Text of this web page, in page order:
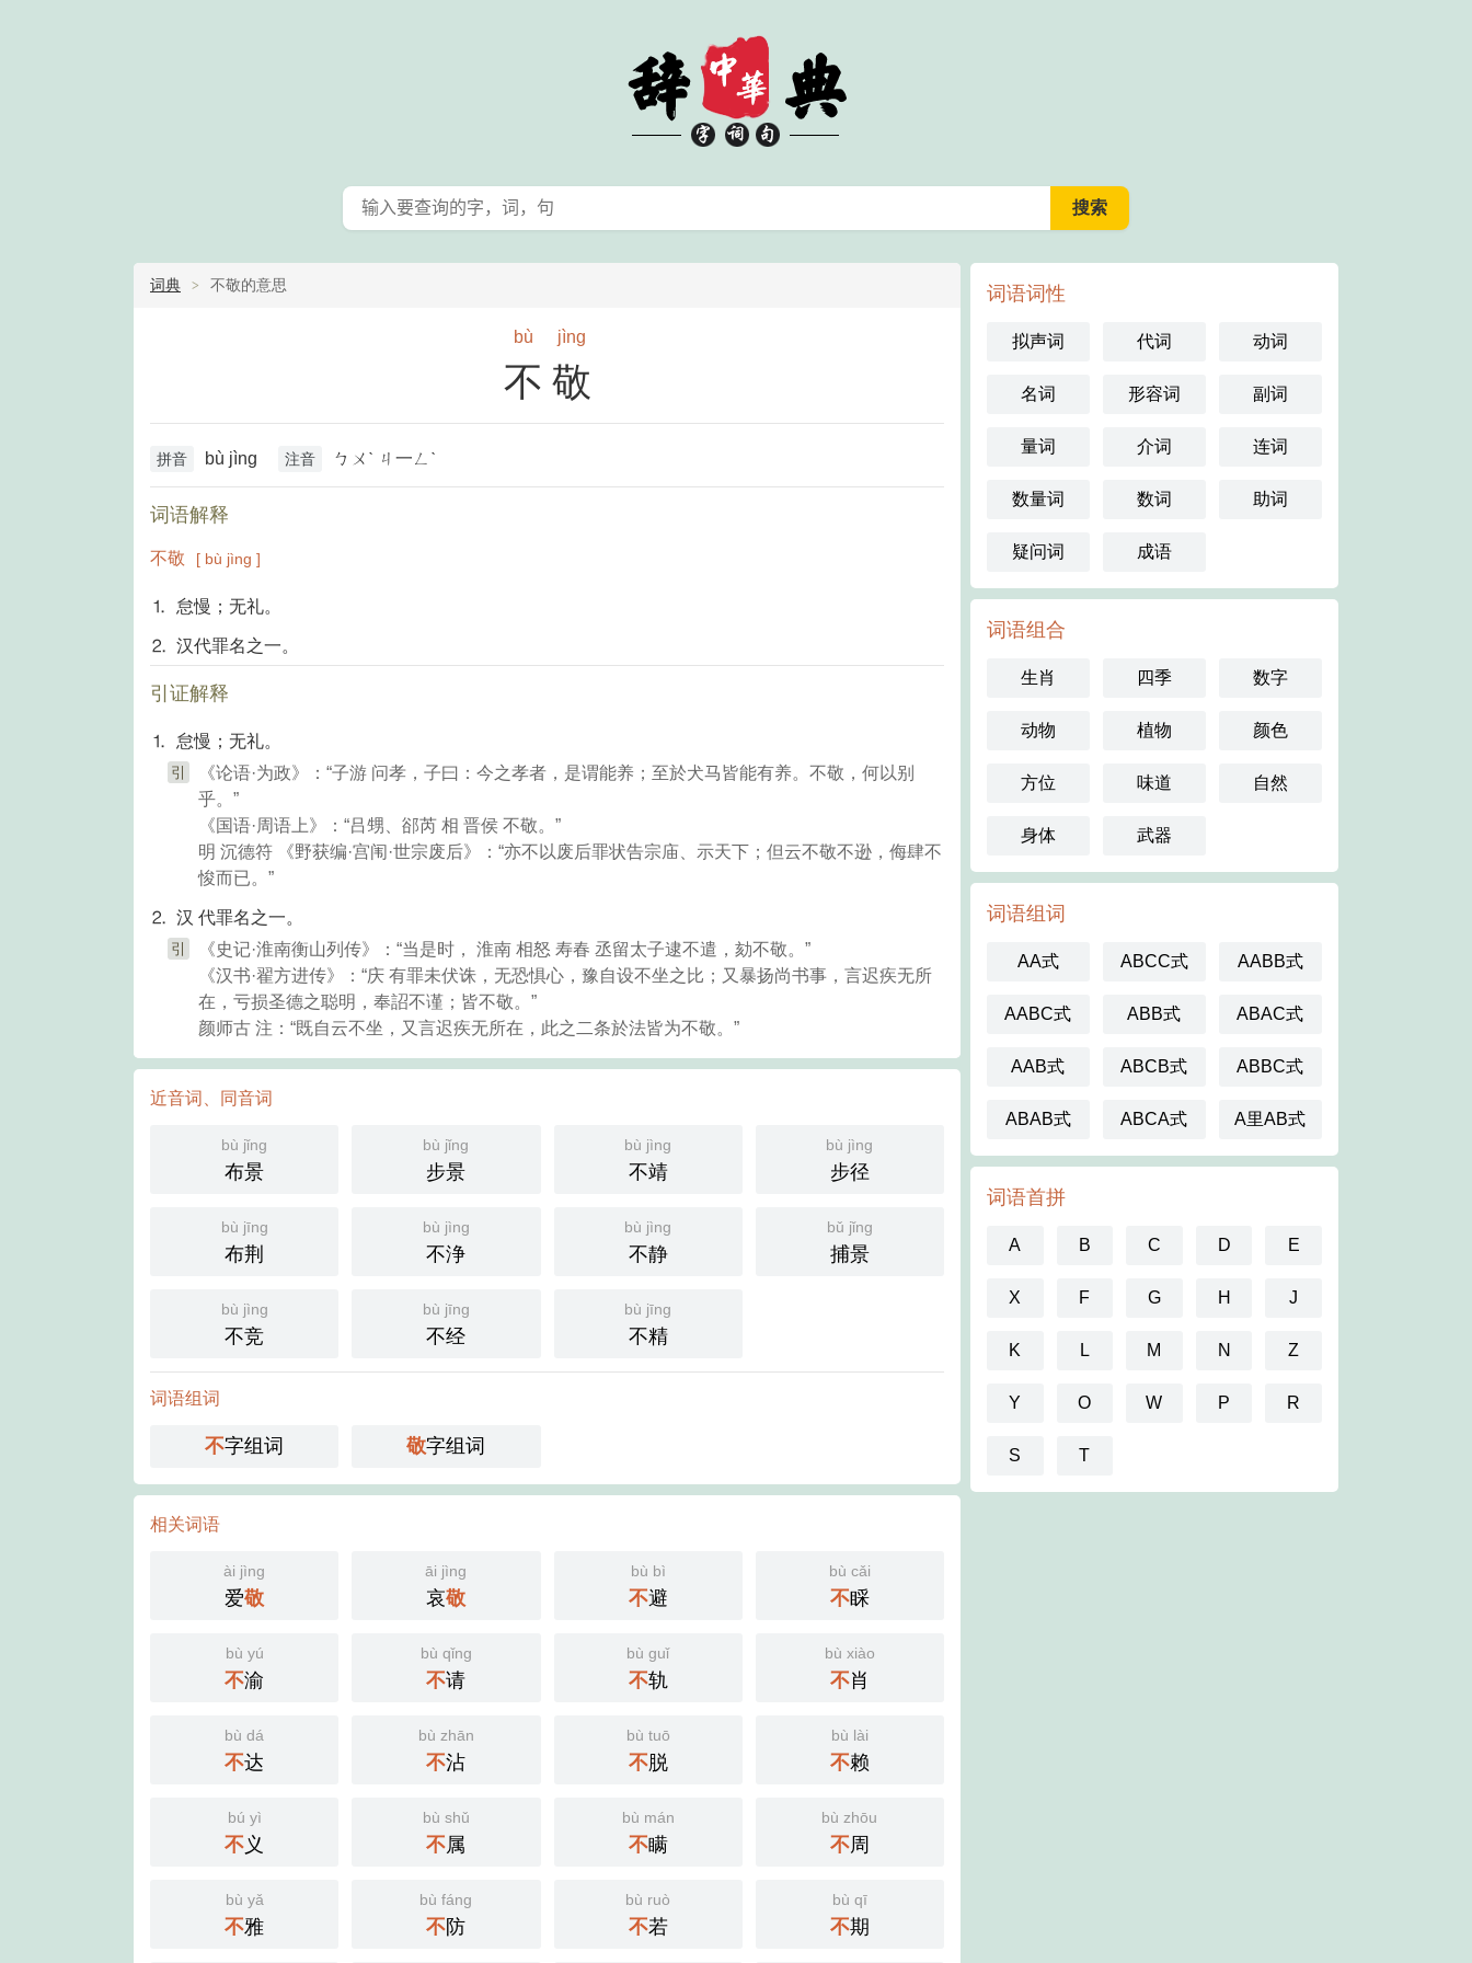
词典 不敬的意思
bù jìng
不敬
拼音 bù jìng 注音 ㄅㄨˋ ㄐ一ㄥˋ
词语解释
不敬 [ bù jìng ]
⒈ 怠慢；无礼。
⒉ 汉代罪名之一。
引证解释
⒈ 怠慢；无礼。
引
《论语·为政》：“子游 问孝，子曰：今之孝者，是谓能养；至於犬马皆能有养。不敬，何以别
乎。”
《国语·周语上》：“吕甥、郤芮 相 晋侯 不敬。”
明 沉德符 《野获编·宫闱·世宗废后》：“亦不以废后罪状告宗庙、示天下；但云不敬不逊，侮肆不
悛而已。”
⒉ 汉 代罪名之一。
引
《史记·淮南衡山列传》：“当是时， 淮南 相怒 寿春 丞留太子逮不遣，劾不敬。”
《汉书·翟方进传》：“庆 有罪未伏诛，无恐惧心，豫自设不坐之比；又暴扬尚书事，言迟疾无所
在，亏损圣德之聪明，奉詔不谨；皆不敬。”
颜师古 注：“既自云不坐，又言迟疾无所在，此之二条於法皆为不敬。”
近音词、同音词
bù jǐng
布景
bù jǐng
步景
bù jìng
不靖
bù jìng
步径
bù jīng
布荆
bù jìng
不浄
bù jìng
不静
bǔ jǐng
捕景
bù jìng
不竞
bù jīng
不经
bù jīng
不精
词语组词
不字组词 敬字组词
相关词语
ài jìng
爱敬
āi jìng
哀敬
bù bì
不避
bù cǎi
不睬
bù yú
不渝
bù qǐng
不请
bù guǐ
不轨
bù xiào
不肖
bù dá
不达
bù zhān
不沾
bù tuō
不脱
bù lài
不赖
bú yì
不义
bù shǔ
不属
bù mán
不瞒
bù zhōu
不周
bù yǎ
不雅
bù fáng
不防
bù ruò
不若
bù qī
不期
词语词性
拟声词 代词 动词
名词 形容词 副词
量词 介词 连词
数量词 数词 助词
疑问词 成语
词语组合
生肖 四季 数字
动物 植物 颜色
方位 味道 自然
身体 武器
词语组词
AA式 ABCC式 AABB式
AABC式 ABB式 ABAC式
AAB式 ABCB式 ABBC式
ABAB式 ABCA式 A里AB式
词语首拼
A B C D E
X F G H J
K L M N Z
Y O W P R
S T